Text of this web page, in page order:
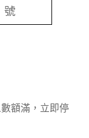
號
額滿，立即停